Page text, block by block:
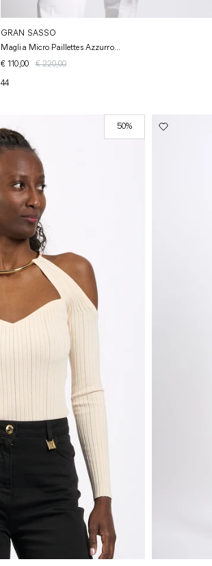
GRAN SASSO
Maglia Micro Paillettes Azzurro...
€ 110,00
€ 220,00
44
50%